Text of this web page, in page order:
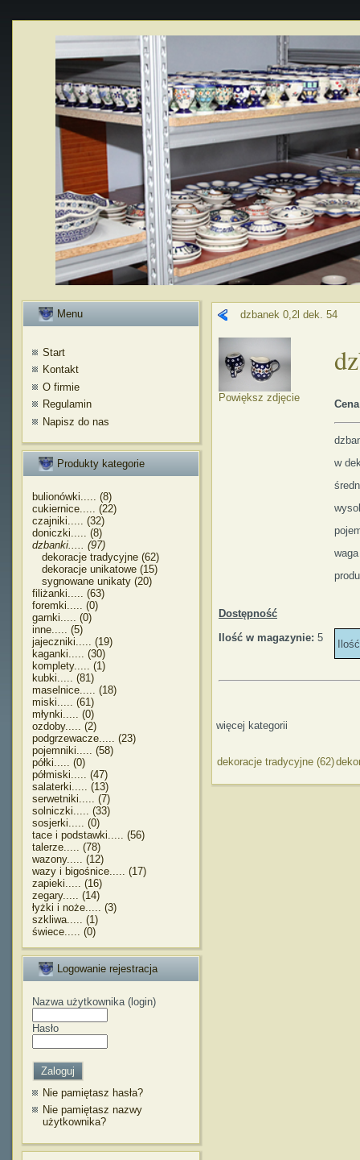
Menu
Start
Kontakt
O firmie
Regulamin
Napisz do nas
Produkty kategorie
bulionówki..... (8)
cukiernice..... (22)
czajniki..... (32)
doniczki..... (8)
dzbanki..... (97)
dekoracje tradycyjne (62)
dekoracje unikatowe (15)
sygnowane unikaty (20)
filiżanki..... (63)
foremki..... (0)
garnki..... (0)
inne..... (5)
jajeczniki..... (19)
kaganki..... (30)
komplety..... (1)
kubki..... (81)
maselnice..... (18)
miski..... (61)
młynki..... (0)
ozdoby..... (2)
podgrzewacze..... (23)
pojemniki..... (58)
półki..... (0)
półmiski..... (47)
salaterki..... (13)
serwetniki..... (7)
solniczki..... (33)
sosjerki..... (0)
tace i podstawki..... (56)
talerze..... (78)
wazony..... (12)
wazy i bigośnice..... (17)
zapieki..... (16)
zegary..... (14)
łyżki i noże..... (3)
szkliwa..... (1)
świece..... (0)
Logowanie rejestracja
Nazwa użytkownika (login)
Hasło
Nie pamiętasz hasła?
Nie pamiętasz nazwy
użytkownika?
dzbanek 0,2l dek. 54
Powiększ zdjęcie
w
Dostępność
Ilość w magazynie: 5
więcej kategorii
dekoracje tradycyjne (62)